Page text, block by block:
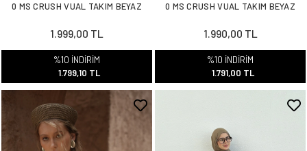
0 MS CRUSH VUAL TAKIM BEYAZ
1.999,00 TL
%10 İNDİRİM
1.799,10 TL
0 MS CRUSH VUAL TAKIM BEYAZ
1.990,00 TL
%10 İNDİRİM
1.791,00 TL